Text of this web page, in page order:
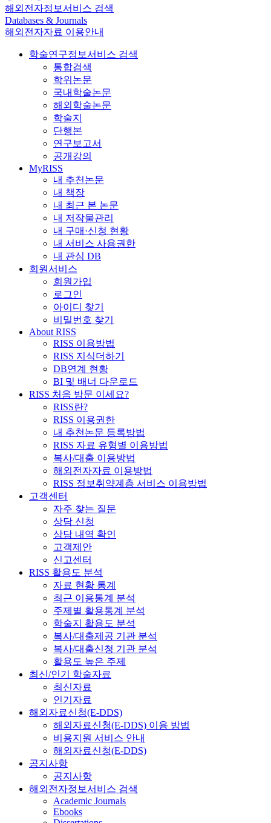
해외전자정보서비스 검색
Databases & Journals
해외전자자료 이용안내
학술연구정보서비스 검색
통합검색
학위논문
국내학술논문
해외학술논문
학술지
단행본
연구보고서
공개강의
MyRISS
내 추천논문
내 책장
내 최근 본 논문
내 저작물관리
내 구매·신청 현황
내 서비스 사용권한
내 관심 DB
회원서비스
회원가입
로그인
아이디 찾기
비밀번호 찾기
About RISS
RISS 이용방법
RISS 지식더하기
DB연계 현황
BI 및 배너 다운로드
RISS 처음 방문 이세요?
RISS란?
RISS 이용권한
내 추천논문 등록방법
RISS 자료 유형별 이용방법
복사/대출 이용방법
해외전자자료 이용방법
RISS 정보취약계층 서비스 이용방법
고객센터
자주 찾는 질문
상담 신청
상담 내역 확인
고객제안
신고센터
RISS 활용도 분석
자료 현황 통계
최근 이용통계 분석
주제별 활용통계 분석
학술지 활용도 분석
복사/대출제공 기관 분석
복사/대출신청 기관 분석
활용도 높은 주제
최신/인기 학술자료
최신자료
인기자료
해외자료신청(E-DDS)
해외자료신청(E-DDS) 이용 방법
비용지원 서비스 안내
해외자료신청(E-DDS)
공지사항
공지사항
해외전자정보서비스 검색
Academic Journals
Ebooks